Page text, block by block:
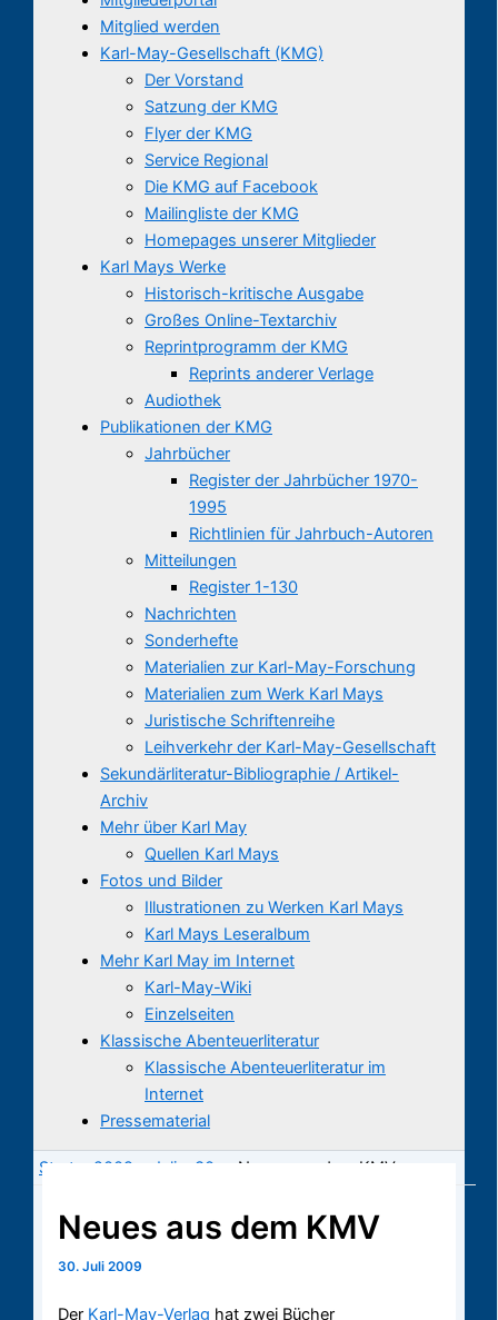
Mitglied werden
Karl-May-Gesellschaft (KMG)
Der Vorstand
Satzung der KMG
Flyer der KMG
Service Regional
Die KMG auf Facebook
Mailingliste der KMG
Homepages unserer Mitglieder
Karl Mays Werke
Historisch-kritische Ausgabe
Großes Online-Textarchiv
Reprintprogramm der KMG
Reprints anderer Verlage
Audiothek
Publikationen der KMG
Jahrbücher
Register der Jahrbücher 1970-
1995
Richtlinien für Jahrbuch-Autoren
Mitteilungen
Register 1-130
Nachrichten
Sonderhefte
Materialien zur Karl-May-Forschung
Materialien zum Werk Karl Mays
Juristische Schriftenreihe
Leihverkehr der Karl-May-Gesellschaft
Sekundärliteratur-Bibliographie / Artikel-
Archiv
Mehr über Karl May
Quellen Karl Mays
Fotos und Bilder
Illustrationen zu Werken Karl Mays
Karl Mays Leseralbum
Mehr Karl May im Internet
Karl-May-Wiki
Einzelseiten
Klassische Abenteuerliteratur
Klassische Abenteuerliteratur im
Internet
Pressematerial
Start 2009 Juli 30. Neues aus dem KMV
Neues aus dem KMV
30. Juli 2009
Der Karl-May-Verlag hat zwei Bücher